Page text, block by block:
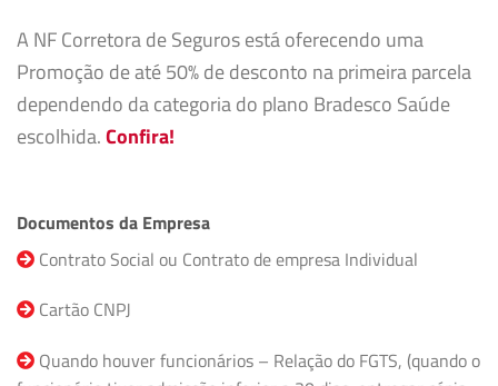
A NF Corretora de Seguros está oferecendo uma
Promoção de até 50% de desconto na primeira parcela
dependendo da categoria do plano Bradesco Saúde
escolhida.Confira!
Documentos da Empresa
Contrato Social ou Contrato de empresa Individual
Cartão CNPJ
Quando houver funcionários – Relação do FGTS, (quando o